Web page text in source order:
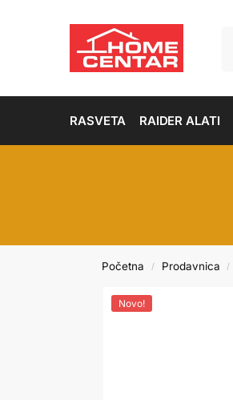
RASVETA RAIDER ALATI
Početna / Prodavnica /
Novo!